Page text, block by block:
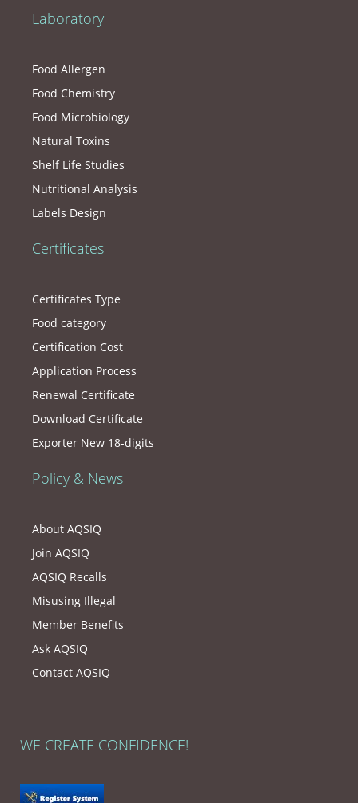
Laboratory
Food Allergen
Food Chemistry
Food Microbiology
Natural Toxins
Shelf Life Studies
Nutritional Analysis
Labels Design
Certificates
Certificates Type
Food category
Certification Cost
Application Process
Renewal Certificate
Download Certificate
Exporter New 18-digits
Policy & News
About AQSIQ
Join AQSIQ
AQSIQ Recalls
Misusing Illegal
Member Benefits
Ask AQSIQ
Contact AQSIQ
WE CREATE CONFIDENCE!